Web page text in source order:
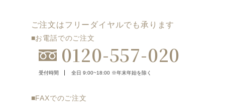
ご注文はフリーダイヤルでも承ります
■お電話でのご注文
0120-557-020
受付時間 全日 9:00~18:00 ※年末年始を除く
■FAXでのご注文